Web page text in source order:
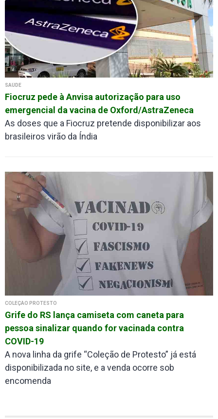
SAÚDE
Fiocruz pede à Anvisa autorização para uso
emergencial da vacina de Oxford/AstraZeneca
As doses que a Fiocruz pretende disponibilizar aos
brasileiros virão da Índia
COLEÇÃO PROTESTO
Grife do RS lança camiseta com caneta para
pessoa sinalizar quando for vacinada contra
COVID-19
A nova linha da grife “Coleção de Protesto” já está
disponibilizada no site, e a venda ocorre sob
encomenda